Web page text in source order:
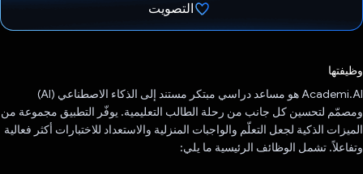
التصويت
وظيفتها
‫Academi.AI هو مساعد دراسي مبتكر مستند إلى الذكاء الاصطناعي (AI)
ومصمّم لتحسين كل جانب من رحلة الطالب التعليمية. يوفّر التطبيق مجموعة من
الميزات الذكية لجعل التعلّم والواجبات المنزلية والاستعداد للاختبارات أكثر فعالية
وتفاعلاً. تشمل الوظائف الرئيسية ما يلي: